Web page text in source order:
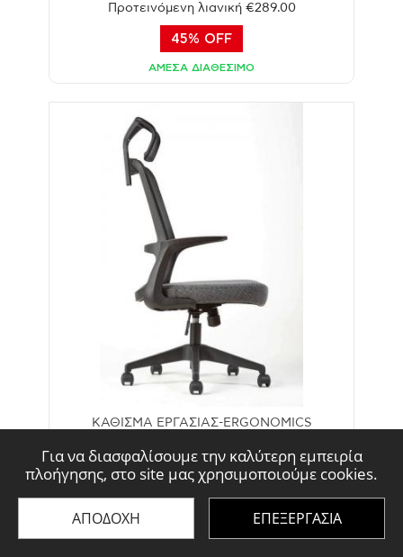
Για να διασφαλίσουμε την καλύτερη εμπειρία
πλοήγησης, στο site μας χρησιμοποιούμε cookies.
ΑΠΟΔΟΧΗ ΕΠΕΞΕΡΓΑΣΙΑ
Προτεινόμενη λιανική €289.00
45% OFF
ΑΜΕΣΑ ΔΙΑΘΕΣΙΜΟ
ΚΑΘΙΣΜΑ ΕΡΓΑΣΙΑΣ-ERGONOMICS
ΚΩΔΙΚΟΣ: C7-B-MONET95-ME109
€159